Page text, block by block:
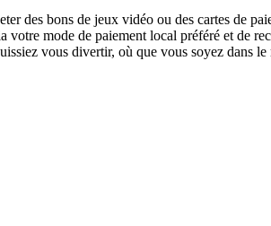
des bons de jeux vidéo ou des cartes de
mode de paiement local préféré et de
vous divertir, où que vous soyez dans le